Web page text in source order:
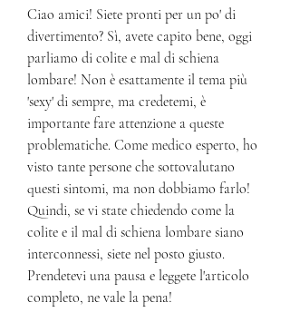
Ciao amici! Siete pronti per un po' di
divertimento? Sì, avete capito bene, oggi
parliamo di colite e mal di schiena
lombare! Non è esattamente il tema più
'sexy' di sempre, ma credetemi, è
importante fare attenzione a queste
problematiche. Come medico esperto, ho
visto tante persone che sottovalutano
questi sintomi, ma non dobbiamo farlo!
Quindi, se vi state chiedendo come la
colite e il mal di schiena lombare siano
interconnessi, siete nel posto giusto.
Prendetevi una pausa e leggete l'articolo
completo, ne vale la pena!